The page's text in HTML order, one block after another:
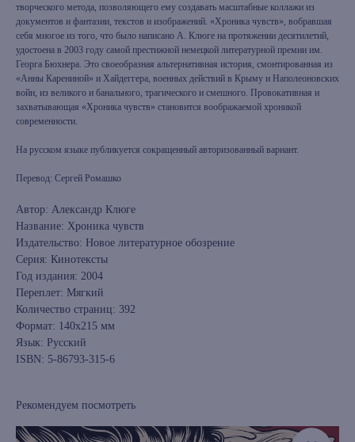
творческого метода, позволяющего ему создавать масштабные коллажи из
документов и фантазии, текстов и изображений. «Хроника чувств», вобравшая
себя многое из того, что было написано А. Клюге на протяжении десятилетий,
удостоена в 2003 году самой престижной немецкой литературной премии им.
Георга Бюхнера. Это своеобразная альтернативная история, смонтированная из
«Анны Карениной» и Хайдеггера, военных действий в Крыму и Наполеоновских
войн, из великого и банального, трагического и смешного. Провокативная и
захватывающая «Хроника чувств» становится воображаемой хроникой
современности.
На русском языке публикуется сокращенный авторизованный вариант.
Перевод: Сергей Ромашко
Автор: Александр Клюге
Название: Хроника чувств
Издательство: Новое литературное обозрение
Серия: Кинотексты
Год издания: 2004
Переплет: Мягкий
Количество страниц: 392
Формат: 140x215 мм
Язык: Русский
ISBN: 5-86793-315-6
Рекомендуем посмотреть